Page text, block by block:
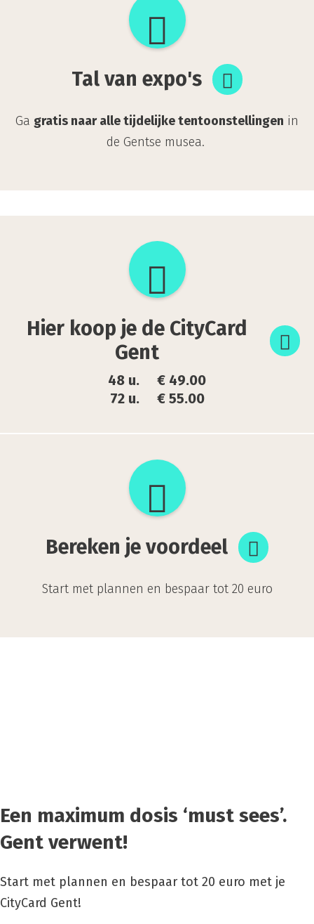
Tal van expo's
Ga gratis naar alle tijdelijke tentoonstellingen in
de Gentse musea.
Hier koop je de CityCard
Gent
48 u. € 49.00
72 u. € 55.00
Bereken je voordeel
Start met plannen en bespaar tot 20 euro
voordeel
Een maximum dosis ‘must sees’.
Gent verwent!
Start met plannen en bespaar tot 20 euro met je
CityCard Gent!